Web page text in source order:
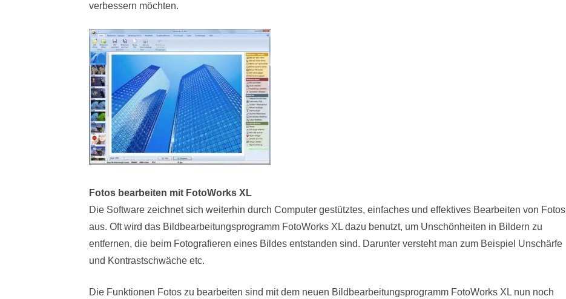
verbessern möchten.
Fotos bearbeiten mit FotoWorks XL
Die Software zeichnet sich weiterhin durch Computer gestütztes, einfaches und effektives Bearbeiten von Fotos
aus. Oft wird das Bildbearbeitungsprogramm FotoWorks XL dazu benutzt, um Unschönheiten in Bildern zu
entfernen, die beim Fotografieren eines Bildes entstanden sind. Darunter versteht man zum Beispiel Unschärfe
und Kontrastschwäche etc.
Die Funktionen Fotos zu bearbeiten sind mit dem neuen Bildbearbeitungsprogramm FotoWorks XL nun noch